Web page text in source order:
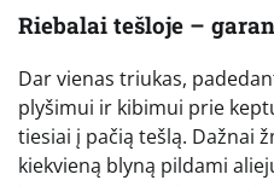
Riebalai tešloje –
Dar vienas triukas,
plyšimui ir kibimui prie
tiesiai į pačią tešlą. Dažnai
kiekvieną blyną pildami